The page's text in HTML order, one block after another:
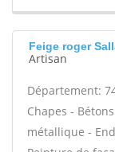
Feige roger
Artisan
Département:
Chapes -
métallique -